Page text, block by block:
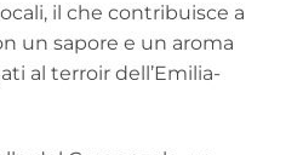
il che contribuisce a
un sapore e un aroma
al terroir dell’Emilia-